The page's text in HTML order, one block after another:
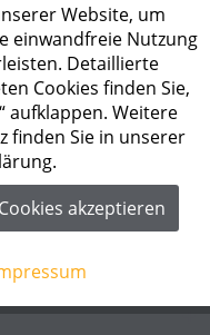
eloxiert 5,40m
Website, um
einwandfreie Nutzung
Detaillierte
Cookies finden Sie,
aufklappen. Weitere
finden Sie in unserer
Cookies akzeptieren